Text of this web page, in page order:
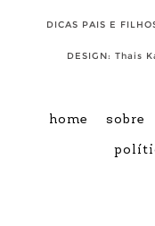
DICAS PAIS E
DESIGN: Thais
home sobre